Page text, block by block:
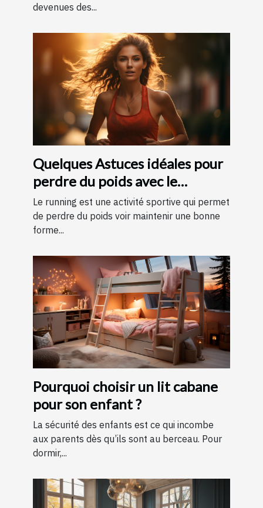
devenues des...
Quelques Astuces idéales pour
perdre du poids avec le
running ?
Le running est une activité sportive qui permet
de perdre du poids voir maintenir une bonne
forme...
Pourquoi choisir un lit cabane
pour son enfant ?
La sécurité des enfants est ce qui incombe
aux parents dès qu’ils sont au berceau. Pour
dormir,...